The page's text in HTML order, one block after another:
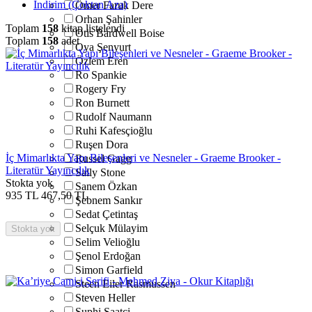
Ömer Faruk Dere
Orhan Şahinler
Otis Bardwell Boise
Oya Şenyurt
Özlem Eren
Ro Spankie
Rogery Fry
Ron Burnett
Rudolf Naumann
Ruhi Kafesçioğlu
Ruşen Dora
Russel Gagg
Sally Stone
Sanem Özkan
Şebnem Sankır
Sedat Çetintaş
Selçuk Mülayim
Selim Velioğlu
Şenol Erdoğan
Simon Garfield
Steen Eiler Rasmussen
Steven Heller
İndirim (Çoktan Aza)
Toplam 158 kitap listelendi
Toplam 158 adet
İç Mimarlıkta Yapı Bileşenleri ve Nesneler - Graeme Brooker -
Literatür Yayıncılık
Stokta yok
935 TL 467,50 TL
Stokta yok